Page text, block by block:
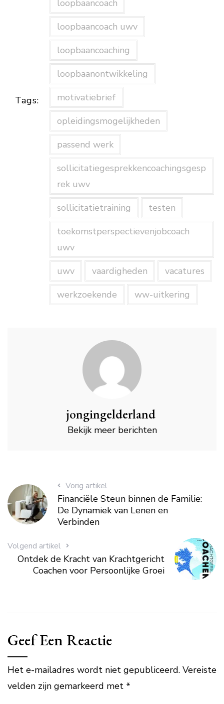
Tags:
loopbaancoach
loopbaancoach uwv
loopbaancoaching
loopbaanontwikkeling
motivatiebrief
opleidingsmogelijkheden
passend werk
sollicitatiegesprekkencoachingsgesp
rek uwv
sollicitatietraining
testen
toekomstperspectievenjobcoach
uwv
uwv
vaardigheden
vacatures
werkzoekende
ww-uitkering
jongingelderland
Bekijk meer berichten
Vorig artikel
Financiële Steun binnen de Familie:
De Dynamiek van Lenen en
Verbinden
Volgend artikel
Ontdek de Kracht van Krachtgericht
Coachen voor Persoonlijke Groei
Geef Een Reactie
Het e-mailadres wordt niet gepubliceerd. Vereiste
velden zijn gemarkeerd met *